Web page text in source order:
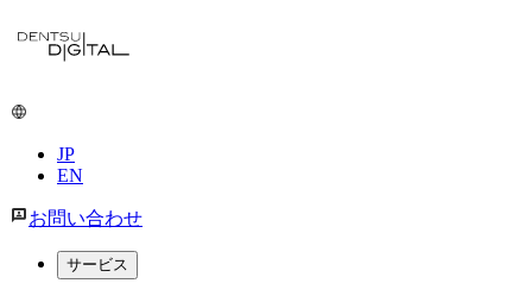
JP
EN
お問い合わせ
サービス